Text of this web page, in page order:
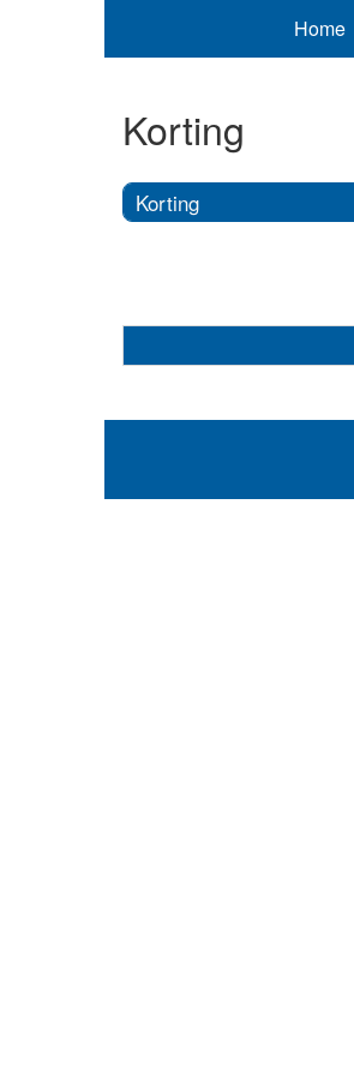
Home
Korting
Korting